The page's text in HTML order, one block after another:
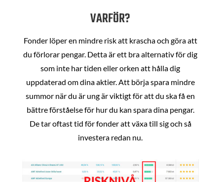
VARFÖR?
Fonder löper en mindre risk att krascha och göra att
du förlorar pengar. Detta är ett bra alternativ för dig
som inte har tiden eller orken att hålla dig
uppdaterad om dina aktier. Att börja spara mindre
summor när du är ung är viktigt för att du ska få en
bättre förståelse för hur du kan spara dina pengar.
De tar oftast tid för fonder att växa till sig och så
investera redan nu.